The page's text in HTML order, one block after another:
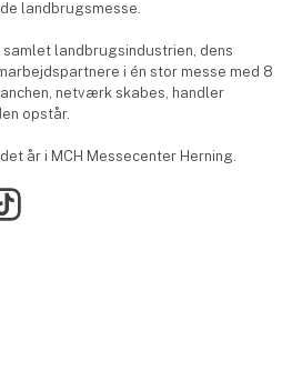
landbrugsmesse.
landbrugsindustrien, dens
i én stor messe med 8
netværk skabes, handler
opstår.
år i MCH Messecenter Herning.